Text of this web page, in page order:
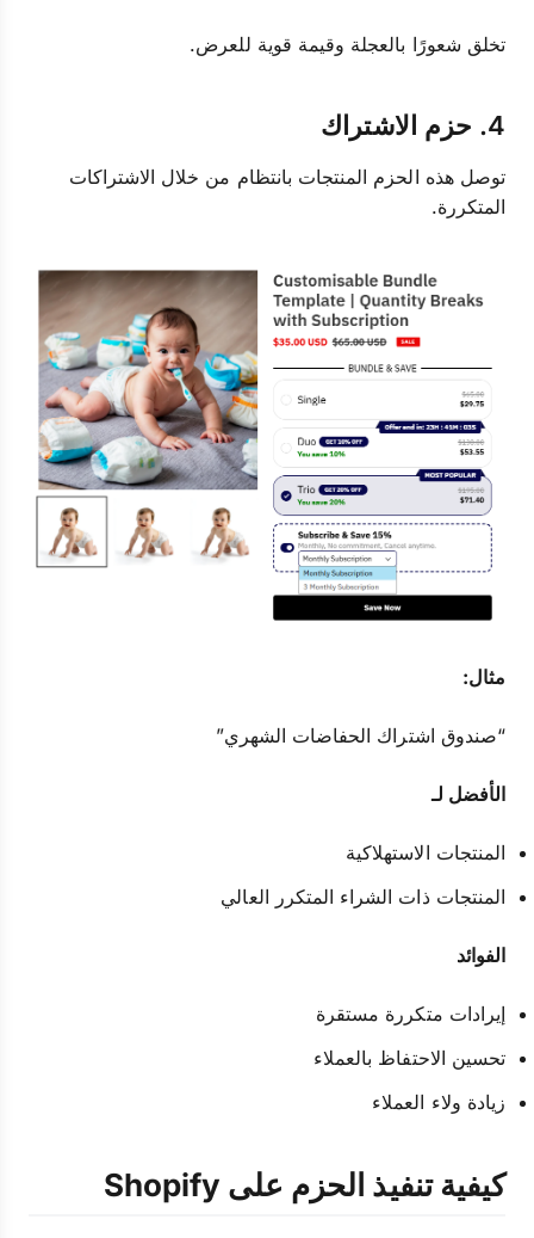
تخلق شعورًا بالعجلة وقيمة قوية للعرض.
4. حزم الاشتراك
توصل هذه الحزم المنتجات بانتظام من خلال الاشتراكات
المتكررة.
مثال:
“صندوق اشتراك الحفاضات الشهري”
الأفضل لـ
المنتجات الاستهلاكية
المنتجات ذات الشراء المتكرر العالي
الفوائد
إيرادات متكررة مستقرة
تحسين الاحتفاظ بالعملاء
زيادة ولاء العملاء
كيفية تنفيذ الحزم على Shopify